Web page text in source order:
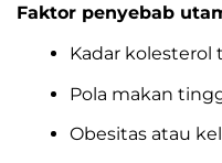
Faktor penyebab
Kadar
Pola makan
Obesitas atau